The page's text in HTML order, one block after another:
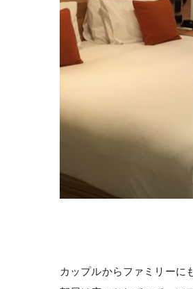
カップルからファミリーに